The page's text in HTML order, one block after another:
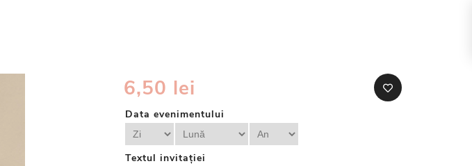
6,50 lei
Data evenimentului
Textul invitației